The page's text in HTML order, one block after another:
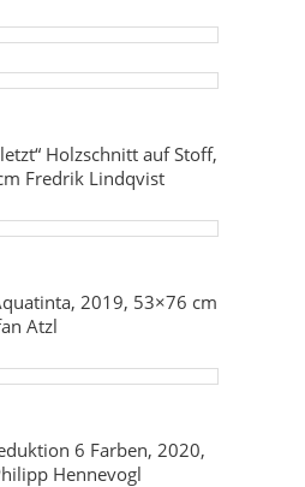
Holzschnitt auf Stoff,
Fredrik Lindqvist
2019, 53×76 cm
Atzl
6 Farben, 2020,
Hennevogl